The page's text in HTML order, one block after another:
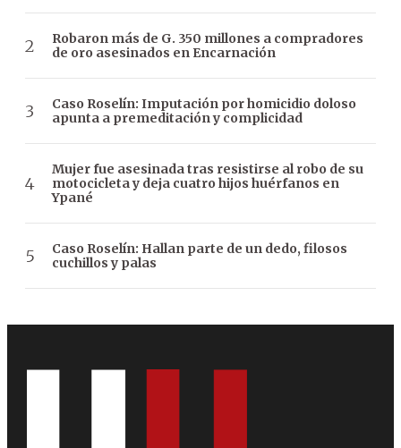
Robaron más de G. 350 millones a compradores
de oro asesinados en Encarnación
Caso Roselín: Imputación por homicidio doloso
apunta a premeditación y complicidad
Mujer fue asesinada tras resistirse al robo de su
motocicleta y deja cuatro hijos huérfanos en
Ypané
Caso Roselín: Hallan parte de un dedo, filosos
cuchillos y palas